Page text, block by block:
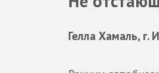
Гелла Хамаль, г.